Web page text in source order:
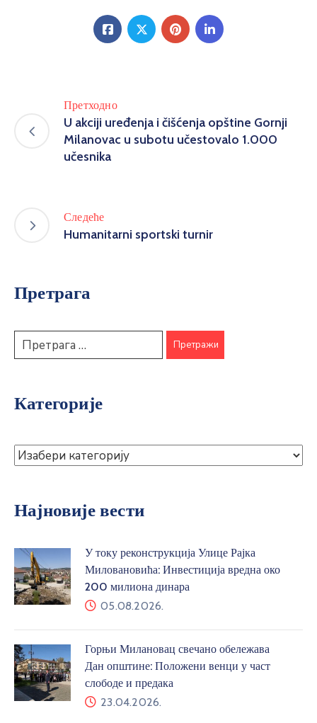
Претходно
U akciji uređenja i čišćenja opštine Gornji
Milanovac u subotu učestovalo 1.000
učesnika
Следеће
Humanitarni sportski turnir
Претрага
Категорије
Најновије вести
У току реконструкција Улице Рајка
Миловановића: Инвестиција вредна око
200 милиона динара
05.08.2026.
Горњи Милановац свечано обележава
Дан општине: Положени венци у част
слободе и предака
23.04.2026.